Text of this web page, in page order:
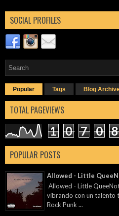
SOCIAL PROFILES
Popular Tags Blog
TOTAL PAGEVIEWS
1 0 7 0 8
POPULAR POSTS
Allowed - Little
Allowed - Little
vibrando con un talento
Rock Punk ...